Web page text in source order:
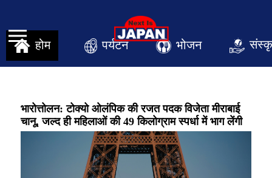
होम पर्यटन भोजन
भारोत्तोलन: टोक्यो ओलंपिक की रजत पदक विजेता मीराबाई
चानू, जल्द ही महिलाओं की 49 किलोग्राम स्पर्धा में भाग लेंगी